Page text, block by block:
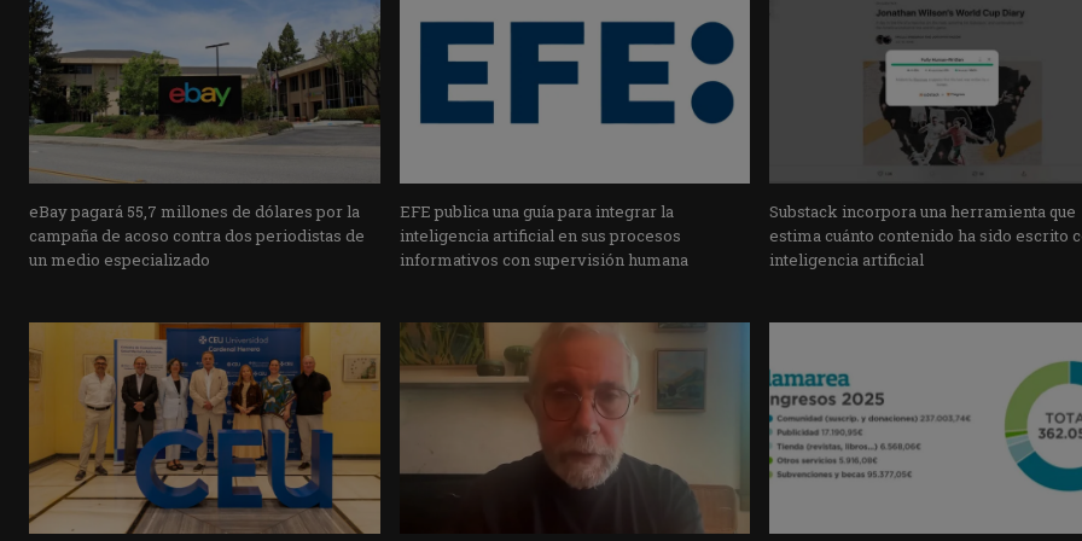
eBay pagará 55,7 millones de dólares por la
campaña de acoso contra dos periodistas de
un medio especializado
EFE publica una guía para integrar la
inteligencia artificial en sus procesos
informativos con supervisión humana
Substack incorpora una herramienta que
estima cuánto contenido ha sido escrito
inteligencia artificial